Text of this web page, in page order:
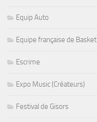
Equip Auto
Equipe française de Basket
Escrime
Expo Music (Créateurs)
Festival de Gisors